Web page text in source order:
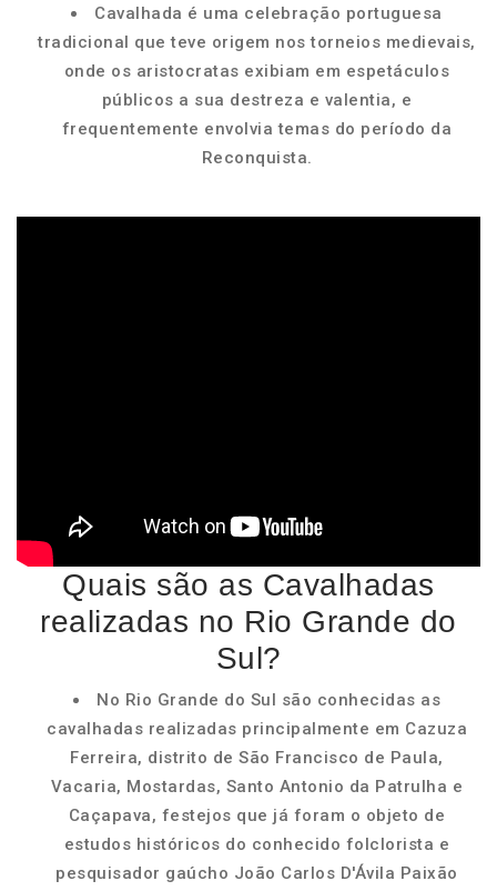
Cavalhada é uma celebração portuguesa
tradicional que teve origem nos torneios medievais,
onde os aristocratas exibiam em espetáculos
públicos a sua destreza e valentia, e
frequentemente envolvia temas do período da
Reconquista.
Quais são as Cavalhadas
realizadas no Rio Grande do
Sul?
No Rio Grande do Sul são conhecidas as
cavalhadas realizadas principalmente em Cazuza
Ferreira, distrito de São Francisco de Paula,
Vacaria, Mostardas, Santo Antonio da Patrulha e
Caçapava, festejos que já foram o objeto de
estudos históricos do conhecido folclorista e
pesquisador gaúcho João Carlos D'Ávila Paixão